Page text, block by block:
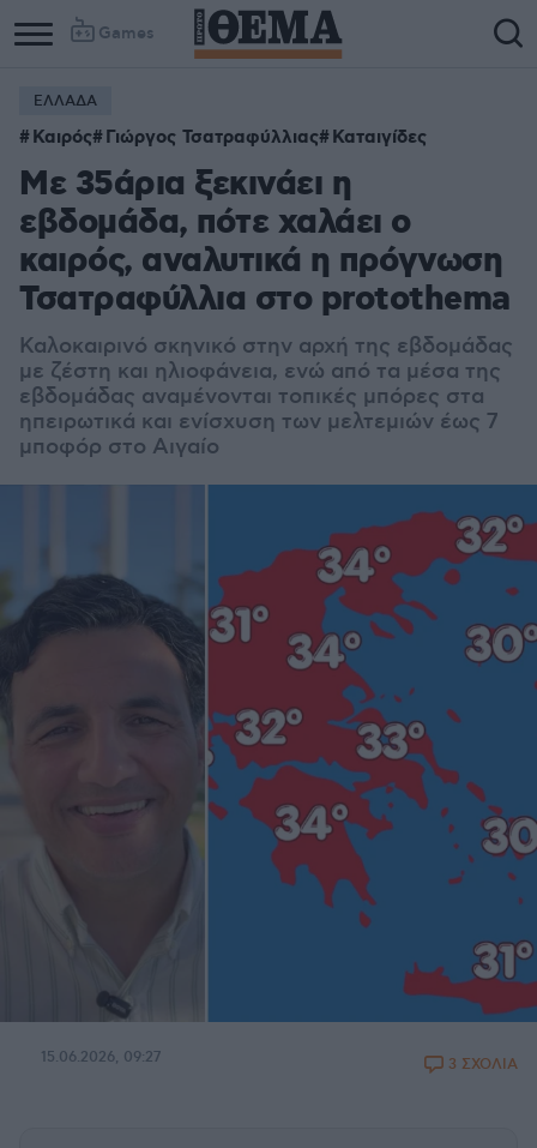
Games
ΕΛΛΑΔΑ
Καιρός Γιώργος Τσατραφύλλιας Καταιγίδες
Με 35άρια ξεκινάει η
εβδομάδα, πότε χαλάει ο
καιρός, αναλυτικά η πρόγνωση
Τσατραφύλλια στο protothema
Καλοκαιρινό σκηνικό στην αρχή της εβδομάδας
με ζέστη και ηλιοφάνεια, ενώ από τα μέσα της
εβδομάδας αναμένονται τοπικές μπόρες στα
ηπειρωτικά και ενίσχυση των μελτεμιών έως 7
μποφόρ στο Αιγαίο
15.06.2026, 09:27 3 ΣΧΟΛΙΑ